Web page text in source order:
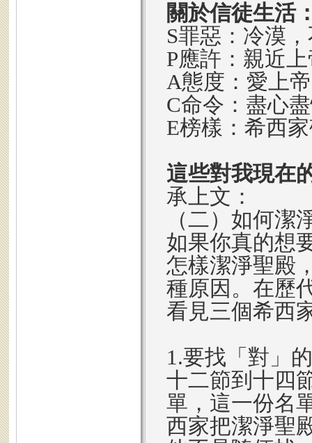
關於信徒生活
S罪惡：冷漠
P應許：親近
A態度：愛上
C命令：盡心
E榜樣：希西
這些對我現在
承上文：
（二）如何潔
如果你真的想
怎樣潔淨聖殿
種原因。在歷
看見三個希西
1.要找「對」
十二節到十四
單，這一份名
西家把潔淨聖